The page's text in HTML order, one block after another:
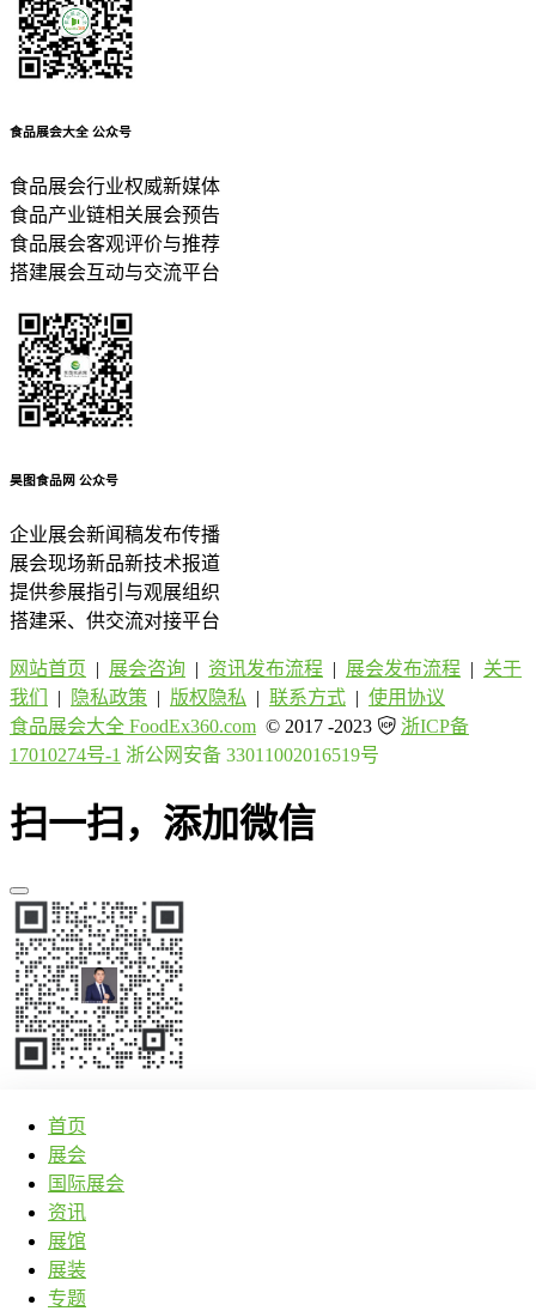
首页
展会
国际展会
资讯
展馆
展装
专题
食品展会大全 公众号
食品展会行业权威新媒体
食品产业链相关展会预告
食品展会客观评价与推荐
搭建展会互动与交流平台
昊图食品网 公众号
企业展会新闻稿发布传播
展会现场新品新技术报道
提供参展指引与观展组织
搭建采、供交流对接平台
网站首页 | 展会咨询 | 资讯发布流程 | 展会发布流程 | 关于
我们
| 隐私政策 | 版权隐私 | 联系方式 | 使用协议
食品展会大全 FoodEx360.com © 2017 -2023
浙ICP备
17010274号-1 浙公网安备 33011002016519号
扫一扫，添加微信